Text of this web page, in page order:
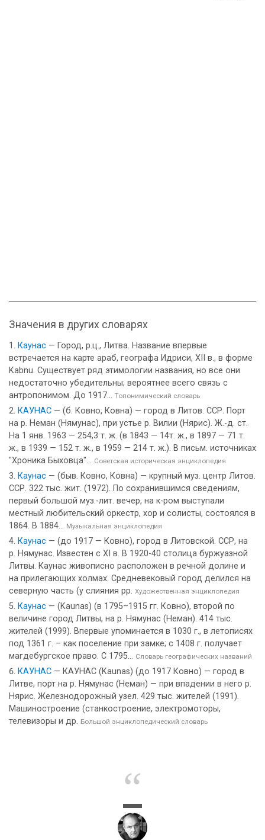
Значения в других словарях
Каунас — Город, р.ц., Литва. Название впервые
встречается на карте араб, географа Идриси, XII в., в форме
Kabnu. Существует ряд этимологии названия, но все они
недостаточно убедительны; вероятнее всего связь с
антропонимом. До 1917... Топонимический словарь
КАУНАС — (б. Ковно, Ковна) — город в Литов. ССР. Порт
на р. Неман (Нямунас), при устье р. Вилии (Нярис). Ж.-д. ст.
На 1 янв. 1963 — 254,3 т. ж. (в 1843 — 14т. ж., в 1897 — 71 т.
ж., в 1939 — 152 т. ж., в 1959 — 214 т. ж.). В письм. источниках
"Хроника Быховца"... Советская историческая энциклопедия
Каунас — (быв. Ковно, Ковна) — крупный муз. центр Литов.
ССР. 322 тыс. жит. (1972). По сохранившимся сведениям,
первый большой муз.-лит. вечер, на к-ром выступали
местный любительский оркестр, хор и солисты, состоялся в
1864. В 1884... Музыкальная энциклопедия
Каунас — (до 1917 — Ковно), город в Литовской. ССР, на
р. Нямунас. Известен с XI в. В 1920-40 столица буржуазной
Литвы. Каунас живописно расположен в речной долине и
на прилегающих холмах. Средневековый город делился на
северную часть (у слияния pp. Художественная энциклопедия
Каунас — (Kaunas) (в 1795–1915 гг. Ковно), второй по
величине город Литвы, на р. Нямунас (Неман). 414 тыс.
жителей (1999). Впервые упоминается в 1030 г., в летописях
под 1361 г. – как поселение при замке; с 1408 г. получает
магдебургское право. С 1795... Словарь географических названий
КАУНАС — КАУНАС (Kaunas) (до 1917 Ковно) — город в
Литве, порт на р. Нямунас (Неман) — при впадении в него р.
Нярис. Железнодорожный узел. 429 тыс. жителей (1991).
Машиностроение (станкостроение, электромоторы,
телевизоры и др. Большой энциклопедический словарь